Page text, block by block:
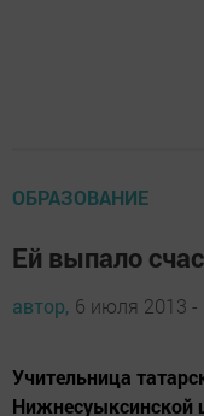
ОБРАЗОВАНИЕ
Ей выпало
автор, 6 июля 2013 -
Учительница
Нижнесуыксинской